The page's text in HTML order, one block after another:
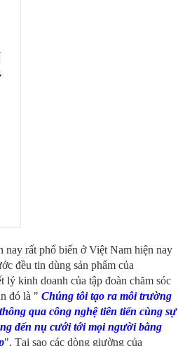
nay rất phổ biến ở Việt Nam hiện nay
đều tin dùng sản phẩm của
lý kinh doanh của tập đoàn chăm sóc
đó là " Chúng tôi tạo ra môi trường
qua công nghệ tiên tiến cùng sự
đến nụ cưới tới mọi người bằng
". Tại sao các dòng giường của